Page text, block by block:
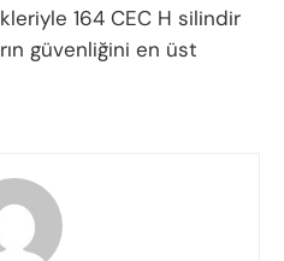
164 CEC H silindir
güvenliğini en üst